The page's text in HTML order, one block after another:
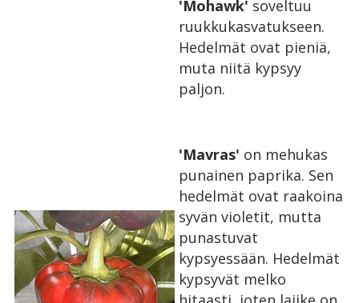
'Mohawk' soveltuu
ruukkukasvatukseen.
Hedelmät ovat pieniä,
muta niitä kypsyy
paljon.
'Mavras' on mehukas
punainen paprika. Sen
hedelmät ovat raakoina
syvän violetit, mutta
punastuvat
kypsyessään. Hedelmät
kypsyvät melko